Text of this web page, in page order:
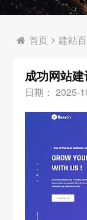
首页 建站
成功网站
日期： 2025-